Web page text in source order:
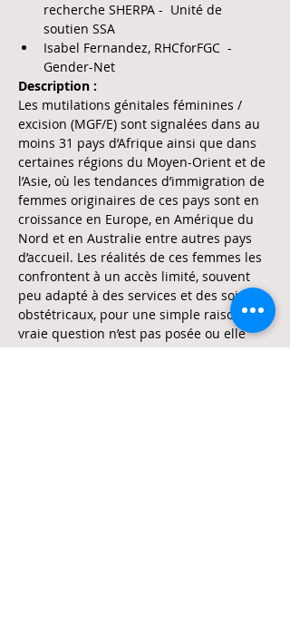
recherche SHERPA -  Unité de
soutien SSA
Isabel Fernandez, RHCforFGC  -
Gender-Net
Description :
Les mutilations génitales féminines /
excision (MGF/E) sont signalées dans au
moins 31 pays d’Afrique ainsi que dans
certaines régions du Moyen-Orient et de
l’Asie, où les tendances d’immigration de
femmes originaires de ces pays sont en
croissance en Europe, en Amérique du
Nord et en Australie entre autres pays
d’accueil. Les réalités de ces femmes les
confrontent à un accès limité, souvent
peu adapté à des services et des soins
obstétricaux, pour une simple raison : la
vraie question n’est pas posée ou elle
reste implicite, empreinte de biais de